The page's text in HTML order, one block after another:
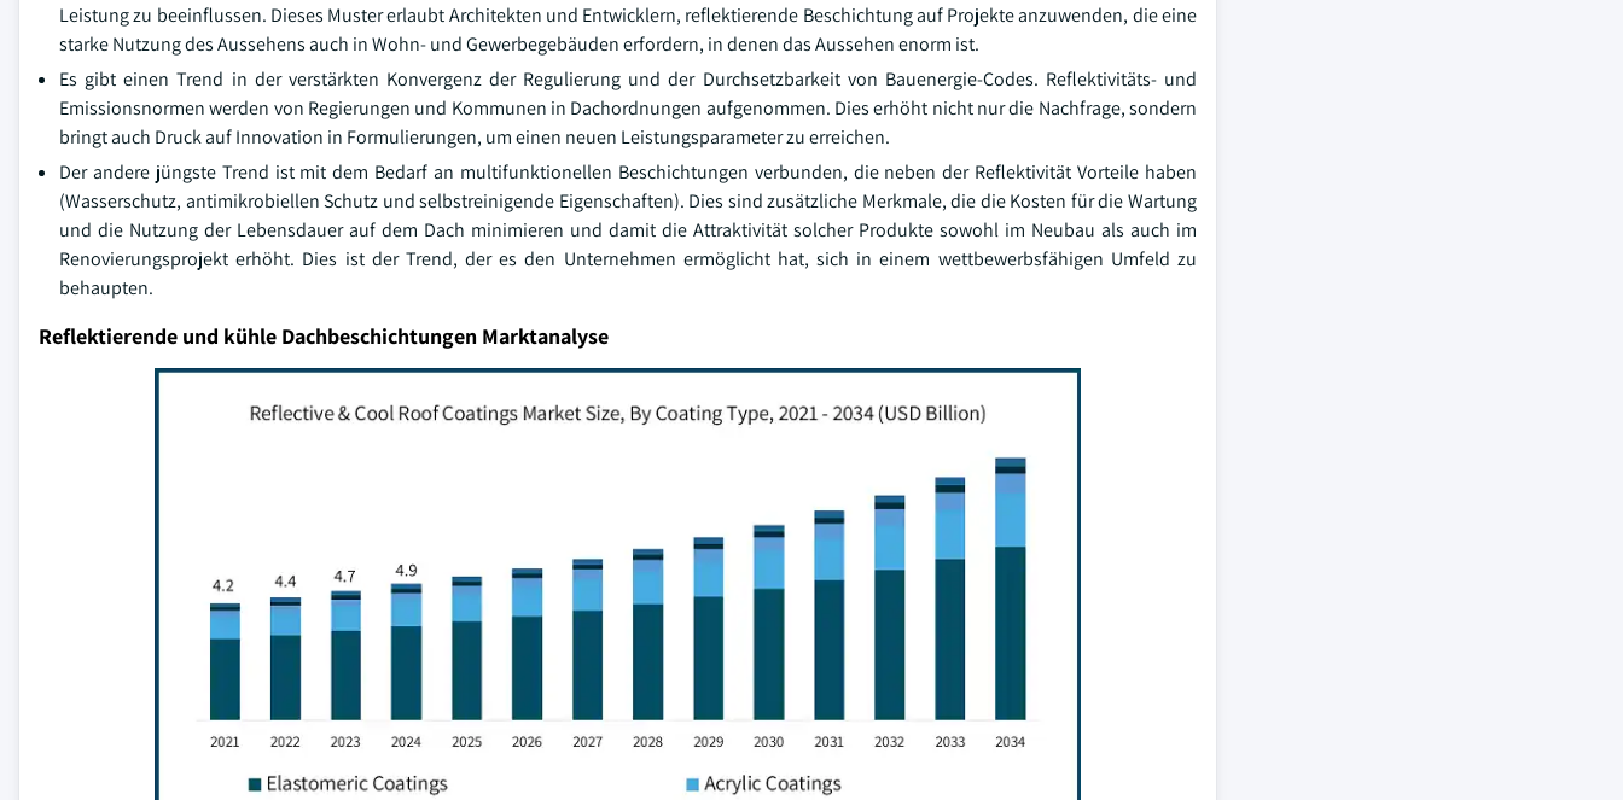
Leistung zu beeinflussen. Dieses Muster erlaubt Architekten und Entwicklern, reflektierende Beschichtung auf Projekte anzuwenden, die eine
starke Nutzung des Aussehens auch in Wohn- und Gewerbegebäuden erfordern, in denen das Aussehen enorm ist.
Es gibt einen Trend in der verstärkten Konvergenz der Regulierung und der Durchsetzbarkeit von Bauenergie-Codes. Reflektivitäts- und
Emissionsnormen werden von Regierungen und Kommunen in Dachordnungen aufgenommen. Dies erhöht nicht nur die Nachfrage, sondern
bringt auch Druck auf Innovation in Formulierungen, um einen neuen Leistungsparameter zu erreichen.
Der andere jüngste Trend ist mit dem Bedarf an multifunktionellen Beschichtungen verbunden, die neben der Reflektivität Vorteile haben
(Wasserschutz, antimikrobiellen Schutz und selbstreinigende Eigenschaften). Dies sind zusätzliche Merkmale, die die Kosten für die Wartung
und die Nutzung der Lebensdauer auf dem Dach minimieren und damit die Attraktivität solcher Produkte sowohl im Neubau als auch im
Renovierungsprojekt erhöht. Dies ist der Trend, der es den Unternehmen ermöglicht hat, sich in einem wettbewerbsfähigen Umfeld zu
behaupten.
Reflektierende und kühle Dachbeschichtungen Marktanalyse